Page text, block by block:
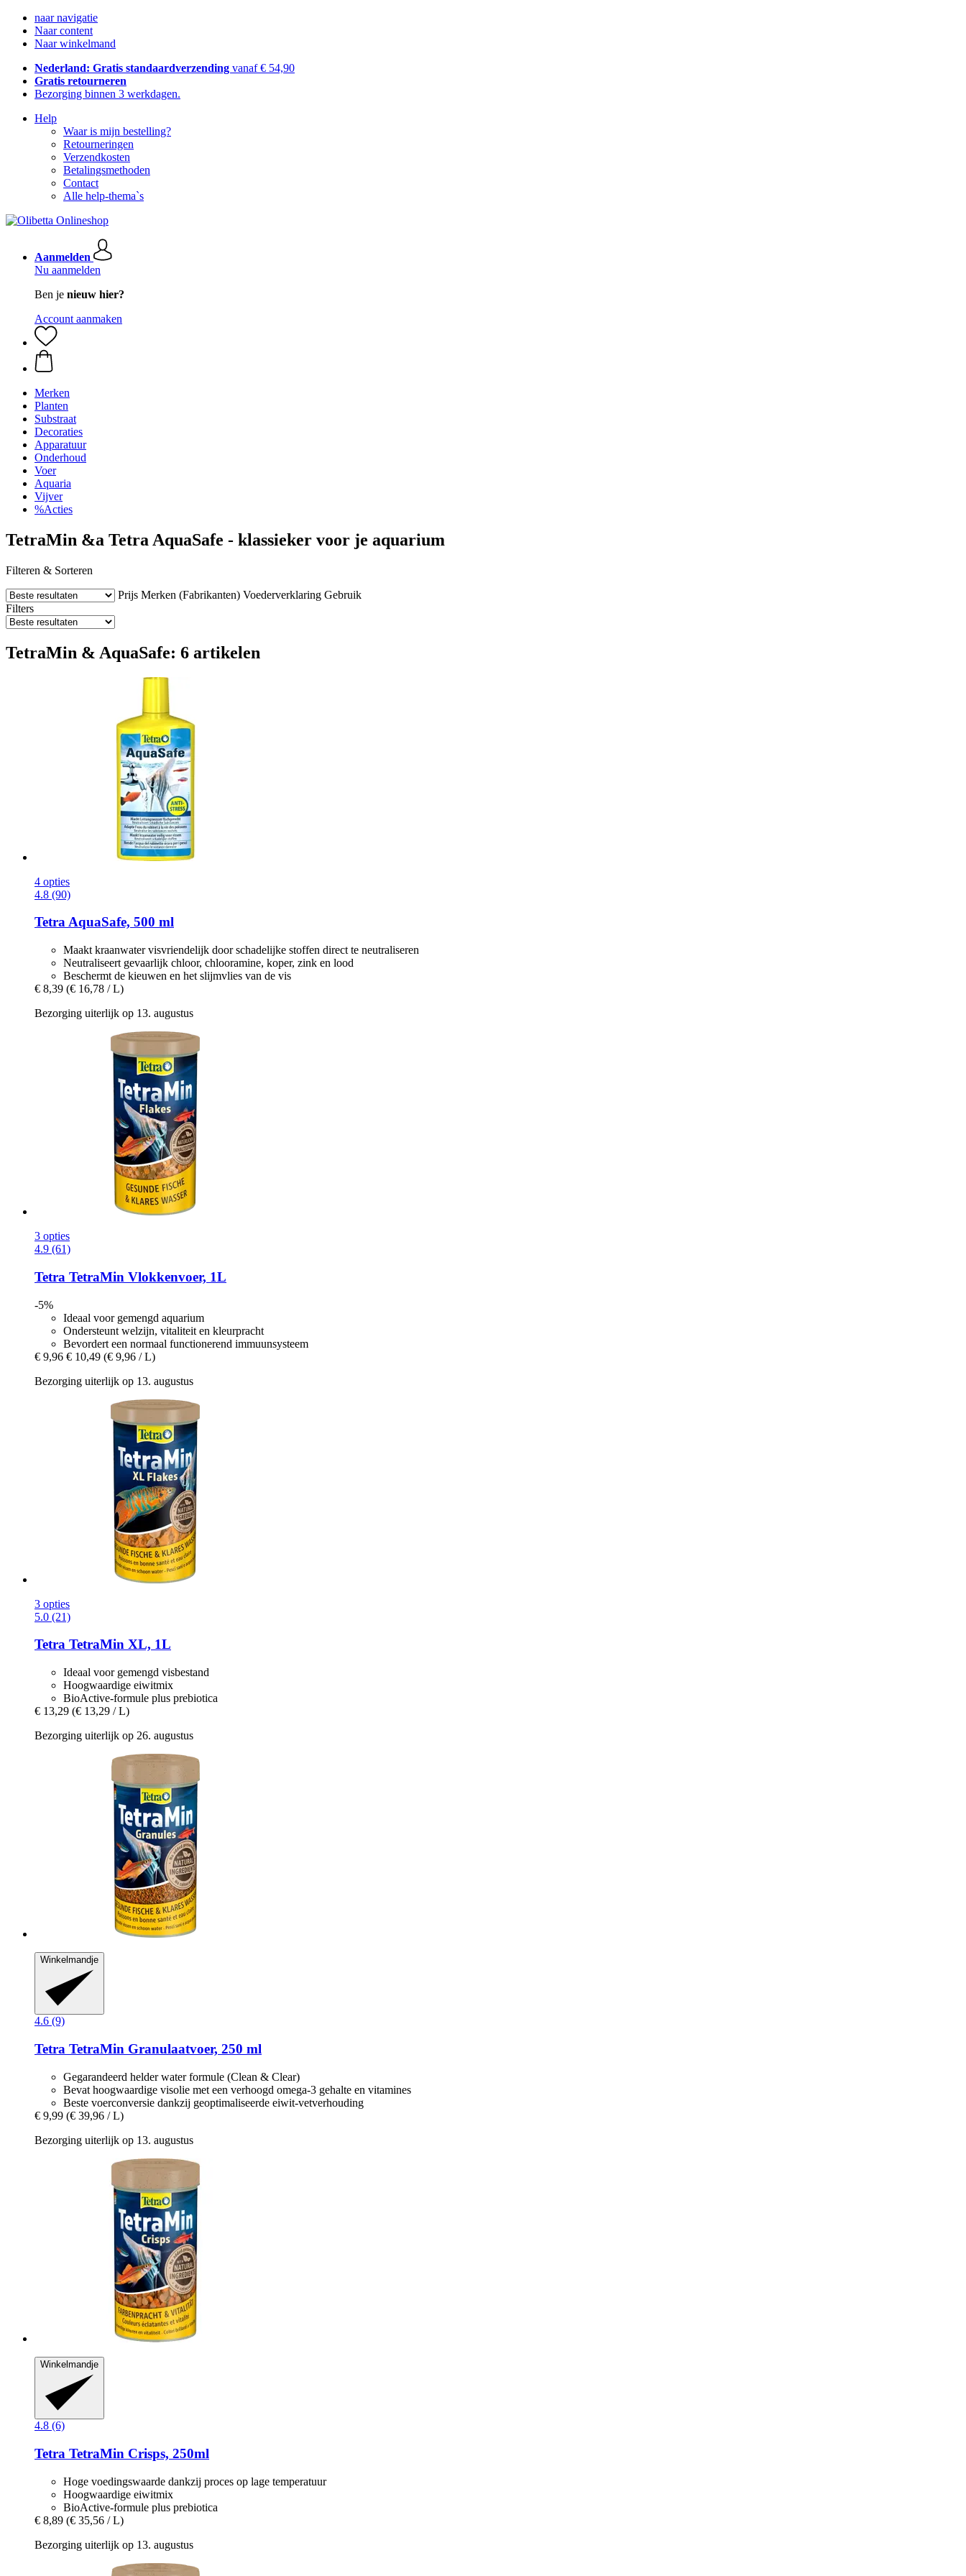
naar navigatie
Naar content
Naar winkelmand
Nederland: Gratis standaardverzending vanaf € 54,90
Gratis retourneren
Bezorging binnen 3 werkdagen.
Help
Waar is mijn bestelling?
Retourneringen
Verzendkosten
Betalingsmethoden
Contact
Alle help-thema`s
Aanmelden
Nu aanmelden
Ben je nieuw hier?
Account aanmaken
Merken
Planten
Substraat
Decoraties
Apparatuur
Onderhoud
Voer
Aquaria
Vijver
%Acties
TetraMin &a Tetra AquaSafe - klassieker voor je aquarium
Filteren & Sorteren
Prijs Merken (Fabrikanten) Voederverklaring Gebruik
Filters
TetraMin & AquaSafe: 6 artikelen
4 opties
4.8 (90)
TetraAquaSafe, 500 ml
Maakt kraanwater visvriendelijk door schadelijke stoffen direct te neutraliseren
Neutraliseert gevaarlijk chloor, chlooramine, koper, zink en lood
Beschermt de kieuwen en het slijmvlies van de vis
€ 8,39 (€ 16,78 / L)
Bezorging uiterlijk op 13. augustus
3 opties
4.9 (61)
Tetra TetraMin Vlokkenvoer, 1L
-5%
Ideaal voor gemengd aquarium
Ondersteunt welzijn, vitaliteit en kleurpracht
Bevordert een normaal functionerend immuunsysteem
€ 9,96 € 10,49 (€ 9,96 / L)
Bezorging uiterlijk op 13. augustus
3 opties
5.0 (21)
Tetra TetraMin XL, 1L
Ideaal voor gemengd visbestand
Hoogwaardige eiwitmix
BioActive-formule plus prebiotica
€ 13,29 (€ 13,29 / L)
Bezorging uiterlijk op 26. augustus
Winkelmandje
4.6 (9)
Tetra TetraMin Granulaatvoer, 250 ml
Gegarandeerd helder water formule (Clean & Clear)
Bevat hoogwaardige visolie met een verhoogd omega-3 gehalte en vitamines
Beste voerconversie dankzij geoptimaliseerde eiwit-vetverhouding
€ 9,99 (€ 39,96 / L)
Bezorging uiterlijk op 13. augustus
Winkelmandje
4.8 (6)
Tetra TetraMin Crisps, 250ml
Hoge voedingswaarde dankzij proces op lage temperatuur
Hoogwaardige eiwitmix
BioActive-formule plus prebiotica
€ 8,89 (€ 35,56 / L)
Bezorging uiterlijk op 13. augustus